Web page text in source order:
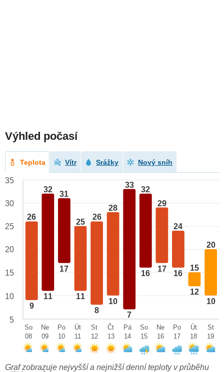
Výhled počasí
Teplota Vítr Srážky Nový sníh
26
9
32
11
31
17
25
11
26
8
28
10
33
7
32
16
29
17
24
16
15
12
20
10
35
30
25
20
15
10
5
So
08
Ne
09
Po
10
Út
11
St
12
Čt
13
Pá
14
So
15
Ne
16
Po
17
Út
18
St
19
Graf zobrazuje nejvyšší a nejnižší denní teploty v průběhu